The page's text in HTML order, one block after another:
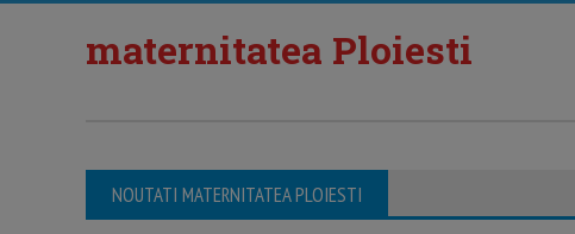
maternitatea Ploiesti
NOUTATI MATERNITATEA PLOIESTI